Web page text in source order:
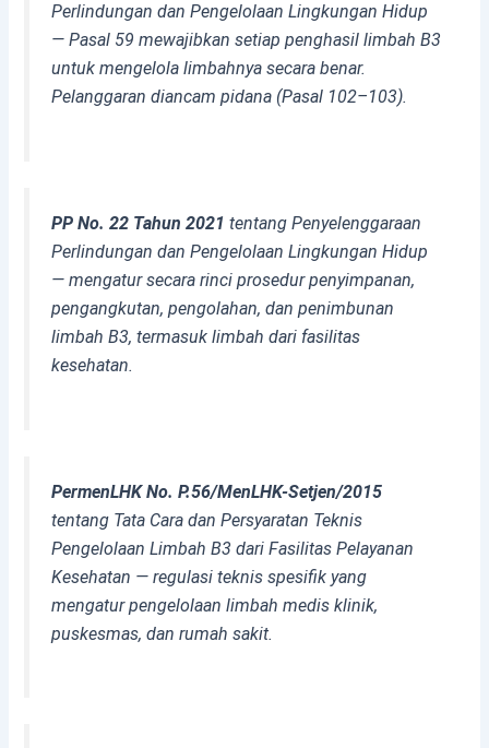
Perlindungan dan Pengelolaan Lingkungan Hidup
— Pasal 59 mewajibkan setiap penghasil limbah B3
untuk mengelola limbahnya secara benar.
Pelanggaran diancam pidana (Pasal 102–103).
PP No. 22 Tahun 2021 tentang Penyelenggaraan
Perlindungan dan Pengelolaan Lingkungan Hidup
— mengatur secara rinci prosedur penyimpanan,
pengangkutan, pengolahan, dan penimbunan
limbah B3, termasuk limbah dari fasilitas
kesehatan.
PermenLHK No. P.56/MenLHK-Setjen/2015
tentang Tata Cara dan Persyaratan Teknis
Pengelolaan Limbah B3 dari Fasilitas Pelayanan
Kesehatan — regulasi teknis spesifik yang
mengatur pengelolaan limbah medis klinik,
puskesmas, dan rumah sakit.